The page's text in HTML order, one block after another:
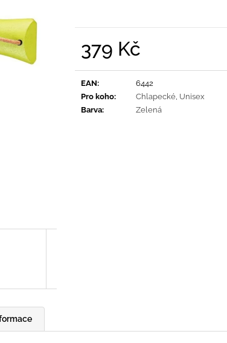
379 Kč
EAN:
6442
Pro koho: Chlapecké Unisex
Barva: Zelená